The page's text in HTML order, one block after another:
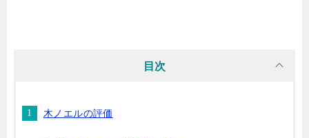
目次
木ノエルの評価